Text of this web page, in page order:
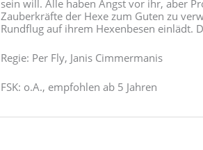
sein will. Alle haben Angst vor ihr, aber
Zauberkräfte der Hexe zum Guten zu
Rundflug auf ihrem Hexenbesen einlädt.
Regie: Per Fly, Janis Cimmermanis
FSK: o.A., empfohlen ab 5 Jahren